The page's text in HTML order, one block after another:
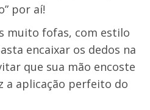
por aí!
muito fofas, com estilo
encaixar os dedos na
que sua mão encoste
a aplicação perfeito do